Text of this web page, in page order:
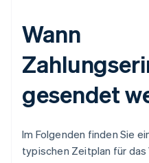
Wann
gesendet
Im Folgenden finden Sie
typischen Zeitplan für das